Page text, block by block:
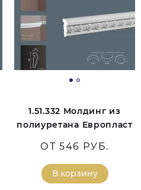
1.51.332 Молдинг из
полиуретана Европласт
ОТ 546 РУБ.
В корзину